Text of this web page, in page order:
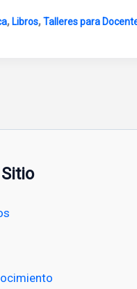
, Libros,Talleres para